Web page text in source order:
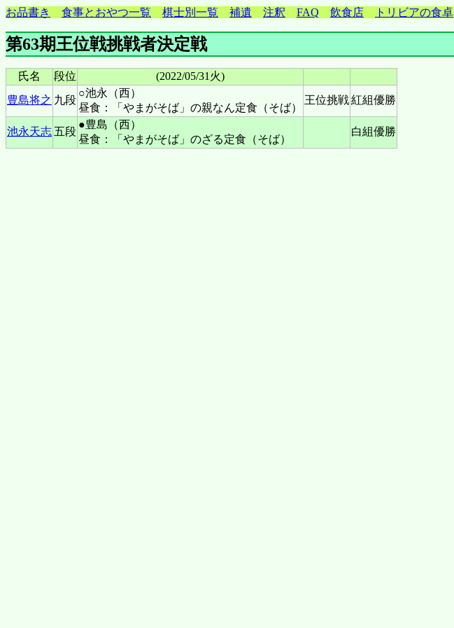
お品書き 食事とおやつ一覧 棋士別一覧 補遺 注釈 FAQ 飲食店 トリビアの食卓
第63期王位戦挑戦者決定戦
氏名 段位
(2022/05/31火)
豊島将之 九段
○池永（西）
昼食：「やまがそば」の親なん定食（そば）
王位挑戦紅組優勝
池永天志 五段
●豊島（西）
昼食：「やまがそば」のざる定食（そば）
白組優勝